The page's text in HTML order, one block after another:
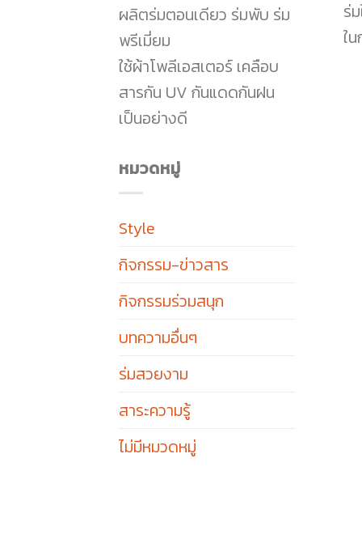
ผลิตร่มตอนเดียว ร่มพับ ร่ม
พรีเมี่ยม
ใช้ผ้าโพลีเอสเตอร์ เคลือบ
สารกัน UV กันแดดกันฝน
เป็นอย่างดี
หมวดหมู่
Style
กิจกรรม-ข่าวสาร
กิจกรรมร่วมสนุก
บทความอื่นๆ
ร่มสวยงาม
สาระความรู้
ไม่มีหมวดหมู่
ร่
ใ